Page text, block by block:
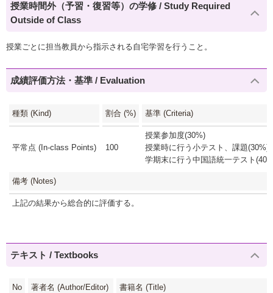
授業時間外（予習・復習等）の学修 / Study Required
Outside of Class
授業ごとに担当教員から指示される自宅学習を行うこと。
成績評価方法・基準 / Evaluation
種類 (Kind) 割合 (%) 基準 (Criteria)
平常点 (In-class Points) 100
授業参加度(30%)
授業時に行う小テスト、課題(30%)
学期末に行う中国語統一テスト
備考 (Notes)
上記の結果から総合的に評価する。
テキスト / Textbooks
No 著者名 (Author/Editor) 書籍名 (Title)